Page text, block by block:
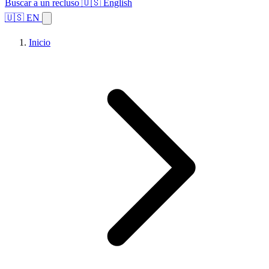
Buscar a un recluso 🇺🇸 English
🇺🇸 EN
Inicio